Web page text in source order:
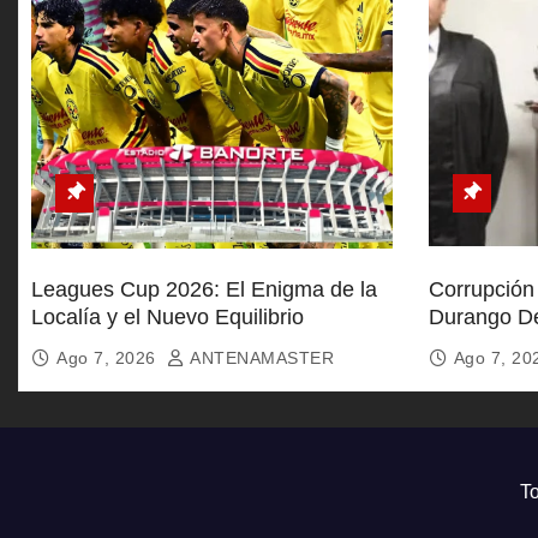
a
s
Leagues Cup 2026: El Enigma de la
Localía y el Nuevo Equilibrio
Ago 7, 2026 ANTENAMASTER
Durango
Soborno
Ago 7,